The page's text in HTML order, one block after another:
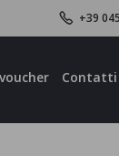
+39
Contatti